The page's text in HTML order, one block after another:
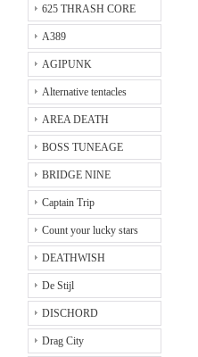
625 THRASH CORE
A389
AGIPUNK
Alternative tentacles
AREA DEATH
BOSS TUNEAGE
BRIDGE NINE
Captain Trip
Count your lucky stars
DEATHWISH
De Stijl
DISCHORD
Drag City